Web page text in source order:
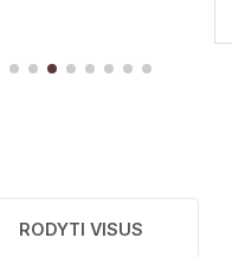
RODYTI VISUS